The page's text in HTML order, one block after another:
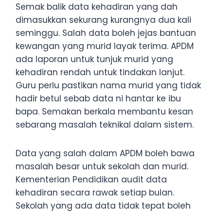
Semak balik data kehadiran yang dah
dimasukkan sekurang kurangnya dua kali
seminggu. Salah data boleh jejas bantuan
kewangan yang murid layak terima. APDM
ada laporan untuk tunjuk murid yang
kehadiran rendah untuk tindakan lanjut.
Guru perlu pastikan nama murid yang tidak
hadir betul sebab data ni hantar ke ibu
bapa. Semakan berkala membantu kesan
sebarang masalah teknikal dalam sistem.
Data yang salah dalam APDM boleh bawa
masalah besar untuk sekolah dan murid.
Kementerian Pendidikan audit data
kehadiran secara rawak setiap bulan.
Sekolah yang ada data tidak tepat boleh